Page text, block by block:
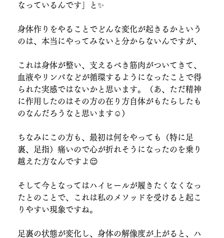
なっているんです」と✨
身体作りをやることでどんな変化が起きるかという
のは、本当にやってみないと分からないんですが、
これは身体が整い、支えるべき筋肉がついてきて、
血液やリンパなどが循環するようになったことで得
られた実感ではないかと思います。（あ、ただ精神
に作用したのはその方の在り方自体がもたらしたも
のなんだろうなと思います☺️）
ちなみにこの方も、最初は何をやっても（特に足
裏、足指）痛いので心が折れそうになったのを乗り
越えた方なんですよ😌
そして今となってはハイヒールが履きたくなくなっ
たとのことで、これは私のメソッドを受けると起こ
りやすい現象ですね。
足裏の状態が変化し、身体の解像度が上がると、ハ